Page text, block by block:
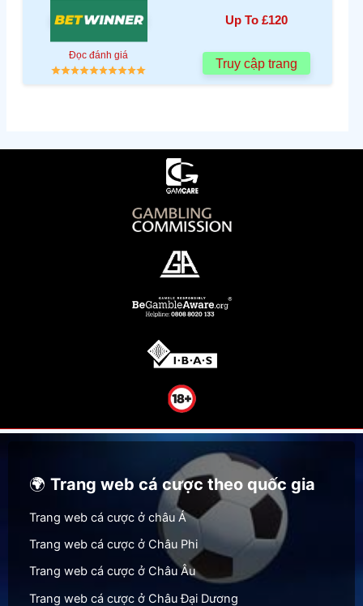
Up To £120
Đọc đánh giá
Truy cập trang
🌍Trang web cá cược theo quốc gia
Trang web cá cược ở châu Á
Trang web cá cược ở Châu Phi
Trang web cá cược ở Châu Âu
Trang web cá cược ở Châu Đại Dương